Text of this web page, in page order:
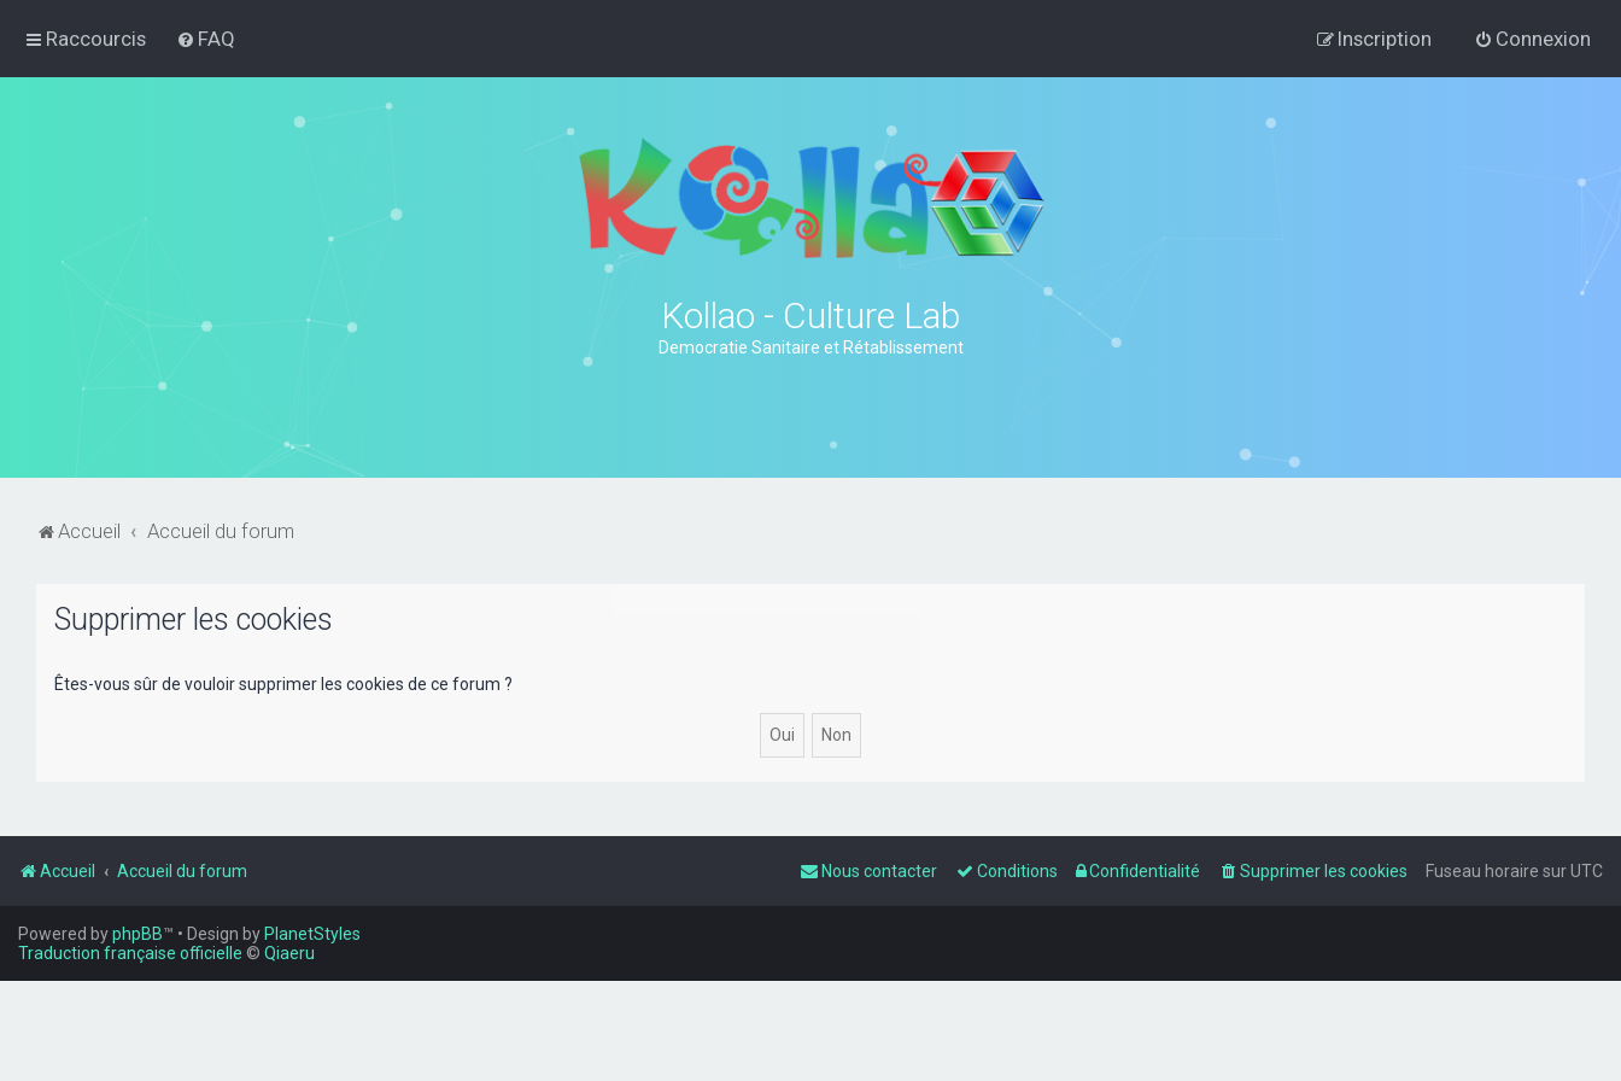
Raccourcis FAQ Connexion
Inscription
Kollao - Culture Lab
Democratie Sanitaire et Rétablissement
Accueil Accueil du forum
Supprimer les cookies
Êtes-vous sûr de vouloir supprimer les cookies de ce forum ?
Accueil Accueil du forum Fuseau horaire surUTC
Supprimer les cookies
Confidentialité
Conditions
Nous contacter
Powered byphpBB™ • Design by PlanetStyles
Traduction française officielle © Qiaeru